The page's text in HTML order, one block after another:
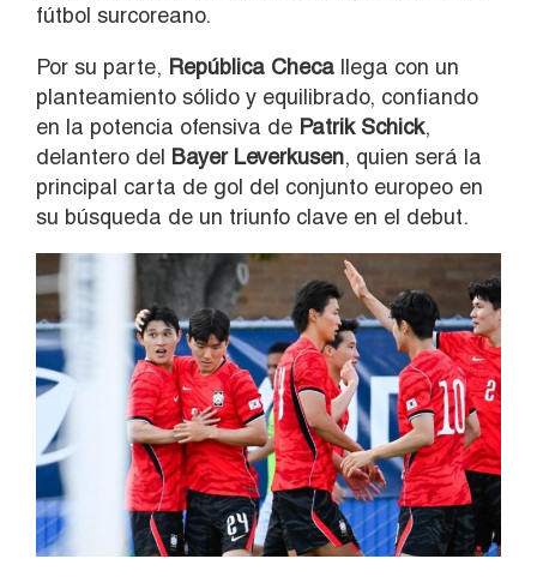
fútbol surcoreano.
Por su parte, República Checa llega con un
planteamiento sólido y equilibrado, confiando
en la potencia ofensiva de Patrik Schick,
delantero del Bayer Leverkusen, quien será la
principal carta de gol del conjunto europeo en
su búsqueda de un triunfo clave en el debut.